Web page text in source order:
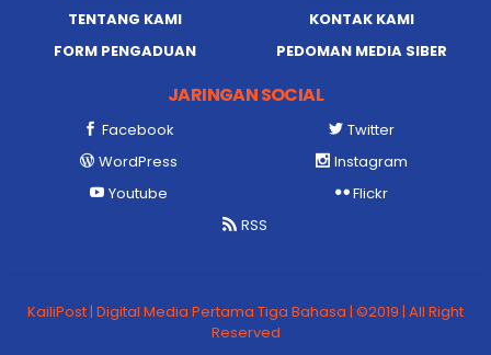
TENTANG KAMI
KONTAK KAMI
FORM PENGADUAN
PEDOMAN MEDIA SIBER
JARINGAN SOCIAL
Facebook
Twitter
WordPress
Instagram
Youtube
Flickr
RSS
KailiPost | Digital Media Pertama Tiga Bahasa | ©2019 | All Right
Reserved